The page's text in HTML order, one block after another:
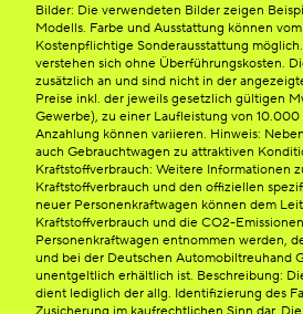
Bilder: Die verwendeten Bilder zeigen
Modells. Farbe und Ausstattung können
Kostenpflichtige Sonderausstattung
verstehen sich ohne Überführungskosten.
zusätzlich an und sind nicht in der
Preise inkl. der jeweils gesetzlich gültigen
Gewerbe), zu einer Laufleistung von
Anzahlung können variieren. Hinweis:
auch Gebrauchtwagen zu attraktiven
Kraftstoffverbrauch: Weitere Informationen
Kraftstoffverbrauch und den offiziellen
neuer Personenkraftwagen können dem
Kraftstoffverbrauch und die CO2-
Personenkraftwagen entnommen werden,
und bei der Deutschen Automobiltreuhand
unentgeltlich erhältlich ist. Beschreibung:
dient lediglich der allg. Identifizierung des